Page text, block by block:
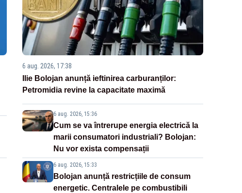
6 aug. 2026, 17:38
Ilie Bolojan anunță ieftinirea carburanților:
Petromidia revine la capacitate maximă
6 aug. 2026, 15:36
Cum se va întrerupe energia electrică la
marii consumatori industriali? Bolojan:
Nu vor exista compensații
6 aug. 2026, 15:33
Bolojan anunță restricțiile de consum
energetic. Centralele pe combustibili